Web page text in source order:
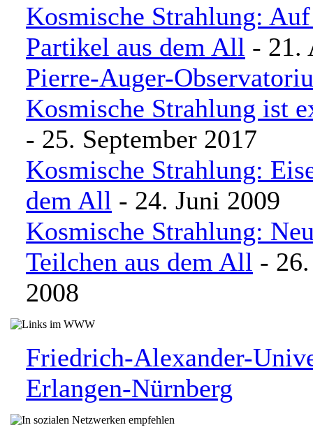
Kosmische Strahlung:
Partikel aus dem All - 21.
Pierre-Auger-
Kosmische Strahlung ist
- 25. September 2017
Kosmische Strahlung:
dem All - 24. Juni 2009
Kosmische Strahlung:
Teilchen aus dem All -
2008
Friedrich-Alexander-
Erlangen-Nürnberg